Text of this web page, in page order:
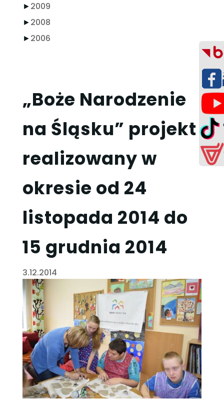
►2009
►2008
►2006
„Boże Narodzenie
na Śląsku” projekt
realizowany w
okresie od 24
listopada 2014 do
15 grudnia 2014
3.12.2014